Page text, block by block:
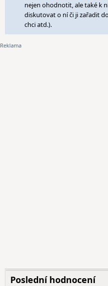
nejen ohodnotit, ale také k
diskutovat o ní či ji zařadit
chci atd.).
Poslední hodnocení